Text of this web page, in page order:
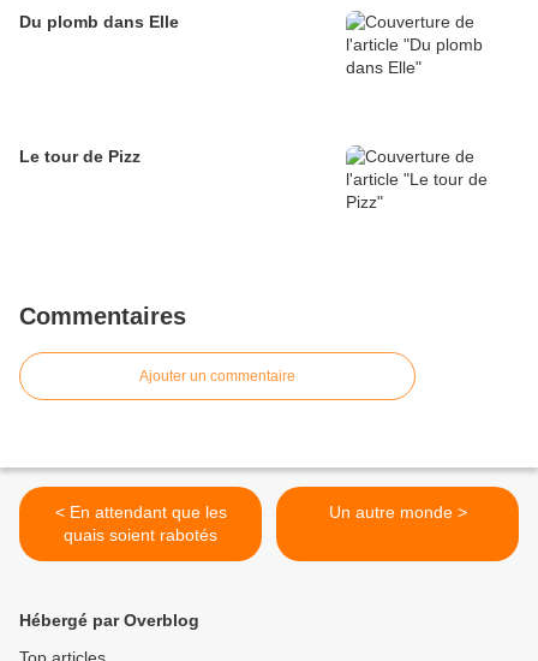
Du plomb dans Elle
Le tour de Pizz
Commentaires
Ajouter un commentaire
< En attendant que les
quais soient rabotés
Un autre monde >
Hébergé par Overblog